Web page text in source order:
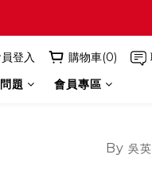
登入 購物車(0)
題 會員專區
By 吳